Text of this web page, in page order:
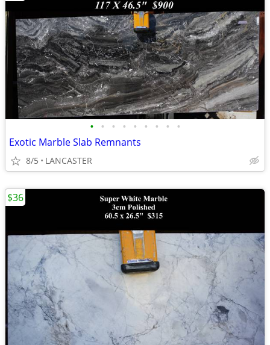
• • • • • • • • •
Exotic Marble Slab Remnants
8/5 LANCASTER
$36